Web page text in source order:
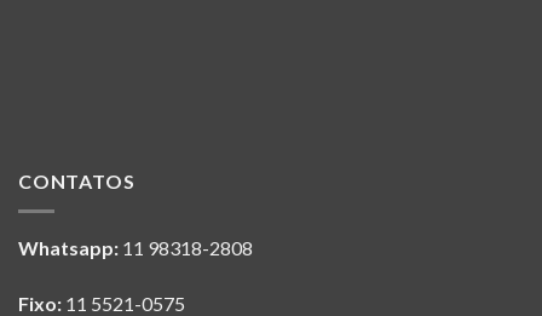
CONTATOS
Whatsapp: 11 98318-2808
Fixo: 11 5521-0575